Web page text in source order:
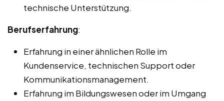
technische Unterstützung.
Berufserfahrung:
Erfahrung in einer ähnlichen Rolle im
Kundenservice, technischen Support oder
Kommunikationsmanagement.
Erfahrung im Bildungswesen oder im Umgang